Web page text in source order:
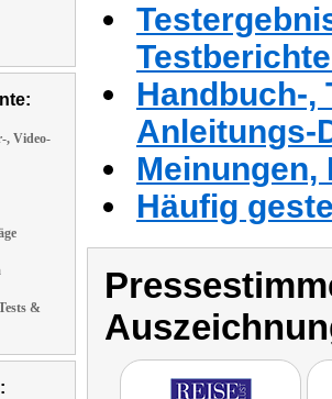
, Video-
&
Handbuch-,
Anleitungs-
Häufig